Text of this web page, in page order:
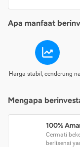
Apa manfaat
Harga stabil, cenderung
Mengapa
100%
Cermati
berlisensi